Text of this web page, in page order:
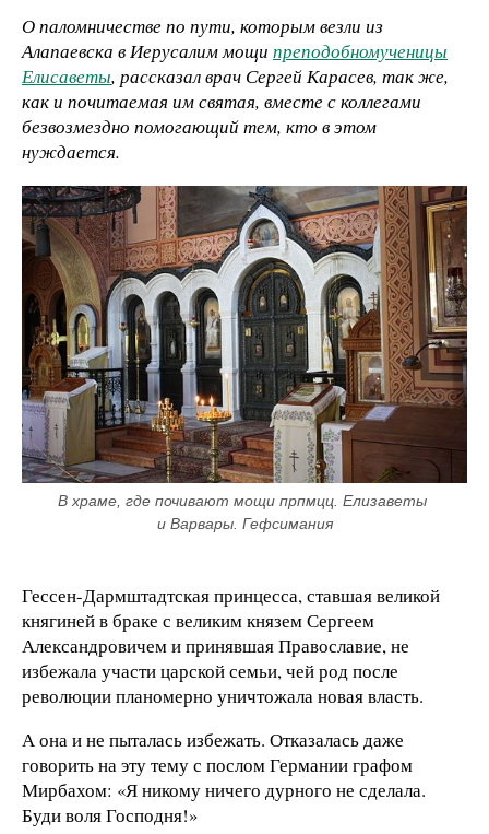
О паломничестве по пути, которым везли из
Алапаевска в Иерусалим мощи преподобномученицы
Елисаветы, рассказал врач Сергей Карасев, так же,
как и почитаемая им святая, вместе с коллегами
безвозмездно помогающий тем, кто в этом
нуждается.
В храме, где почивают мощи прпмцц. Елизаветы
и Варвары. Гефсимания
Гессен-Дармштадтская принцесса, ставшая великой
княгиней в браке с великим князем Сергеем
Александровичем и принявшая Православие, не
избежала участи царской семьи, чей род после
революции планомерно уничтожала новая власть.
А она и не пыталась избежать. Отказалась даже
говорить на эту тему с послом Германии графом
Мирбахом: «Я никому ничего дурного не сделала.
Буди воля Господня!»